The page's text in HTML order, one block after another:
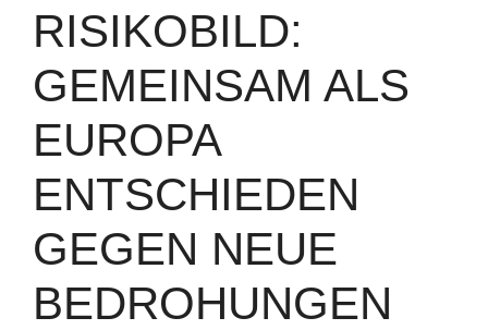
RISIKOBILD:
GEMEINSAM ALS
EUROPA
ENTSCHIEDEN
GEGEN NEUE
BEDROHUNGEN